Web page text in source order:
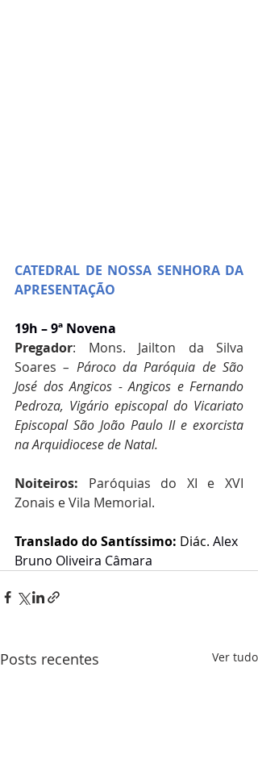
CATEDRAL DE NOSSA SENHORA DA
APRESENTAÇÃO
19h – 9ª Novena
Pregador: Mons. Jailton da Silva
Soares – Pároco da Paróquia de São
José dos Angicos - Angicos e Fernando
Pedroza, Vigário episcopal do Vicariato
Episcopal São João Paulo II e exorcista
na Arquidiocese de Natal.
Noiteiros: Paróquias do XI e XVI
Zonais e Vila Memorial.
Translado do Santíssimo: Diác. Alex
Bruno Oliveira Câmara
Posts recentes Ver tudo